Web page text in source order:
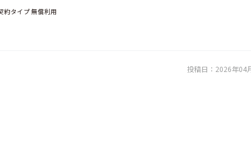
約タイプ 無償利用
投稿日： 2026年04